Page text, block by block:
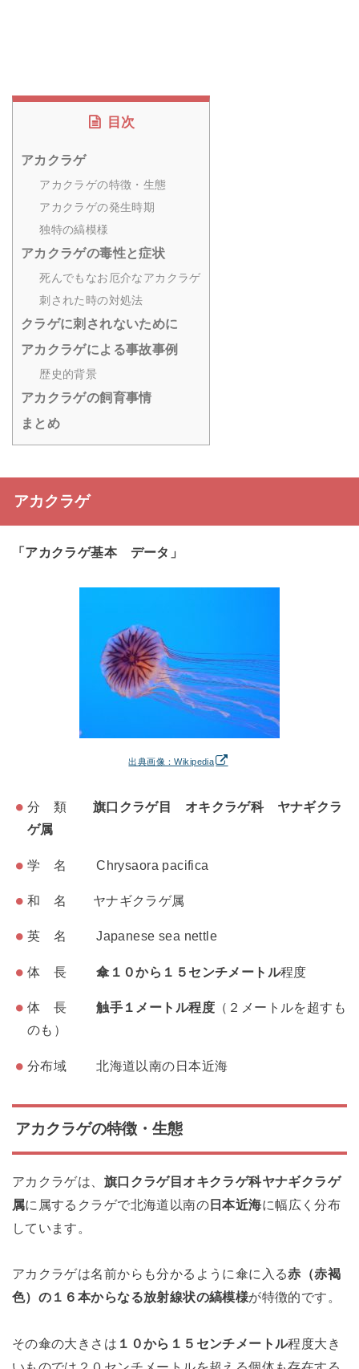
目次
アカクラゲ
アカクラゲの特徴・生態
アカクラゲの発生時期
独特の縞模様
アカクラゲの毒性と症状
死んでもなお厄介なアカクラゲ
刺された時の対処法
クラゲに刺されないために
アカクラゲによる事故事例
歴史的背景
アカクラゲの飼育事情
まとめ
アカクラゲ
「アカクラゲ基本 データ」
出典画像：Wikipedia
分 類 旗口クラゲ目 オキクラゲ科 ヤナギクラ
ゲ属
学 名 Chrysaora pacifica
和 名 ヤナギクラゲ属
英 名 Japanese sea nettle
体 長傘１０から１５センチメートル程度
体 長触手１メートル程度（２メートルを超すも
のも）
分布域 北海道以南の日本近海
アカクラゲの特徴・生態
アカクラゲは、 旗口クラゲ目オキクラゲ科ヤナギクラゲ
属に属するクラゲで北海道以南の日本近海に幅広く分布
しています。
アカクラゲは名前からも分かるように傘に入る赤（赤褐
色）の１６本からなる放射線状の縞模様が特徴的です。
その傘の大きさは １０から１５センチメートル程度大き